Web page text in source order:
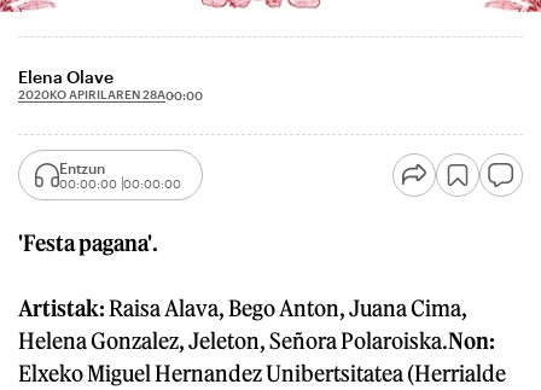
Elena Olave
2020KO APIRILAREN 28A00:00
Entzun
00:00:00 00:00:00
'Festa pagana'.
Artistak:Raisa Alava, Bego Anton, Juana Cima,
Helena Gonzalez, Jeleton, Señora Polaroiska.Non:
Elxeko Miguel Hernandez Unibertsitatea (Herrialde